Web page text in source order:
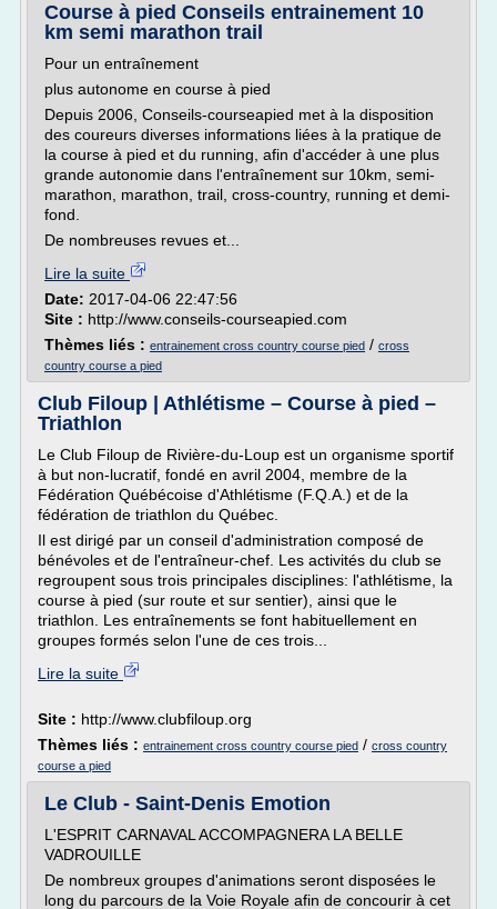
Course à pied Conseils entrainement 10
km semi marathon trail
Pour un entraînement
plus autonome en course à pied
Depuis 2006, Conseils-courseapied met à la disposition
des coureurs diverses informations liées à la pratique de
la course à pied et du running, afin d'accéder à une plus
grande autonomie dans l'entraînement sur 10km, semi-
marathon, marathon, trail, cross-country, running et demi-
fond.
De nombreuses revues et...
Lire la suite
Date: 2017-04-06 22:47:56
Site : http://www.conseils-courseapied.com
Thèmes liés : entrainement cross country course pied / cross
country course a pied
Club Filoup | Athlétisme – Course à pied –
Triathlon
Le Club Filoup de Rivière-du-Loup est un organisme sportif
à but non-lucratif, fondé en avril 2004, membre de la
Fédération Québécoise d'Athlétisme (F.Q.A.) et de la
fédération de triathlon du Québec.
Il est dirigé par un conseil d'administration composé de
bénévoles et de l'entraîneur-chef. Les activités du club se
regroupent sous trois principales disciplines: l'athlétisme, la
course à pied (sur route et sur sentier), ainsi que le
triathlon. Les entraînements se font habituellement en
groupes formés selon l'une de ces trois...
Lire la suite
Site : http://www.clubfiloup.org
Thèmes liés : entrainement cross country course pied / cross country
course a pied
Le Club - Saint-Denis Emotion
L'ESPRIT CARNAVAL ACCOMPAGNERA LA BELLE
VADROUILLE
De nombreux groupes d'animations seront disposées le
long du parcours de la Voie Royale afin de concourir à cet